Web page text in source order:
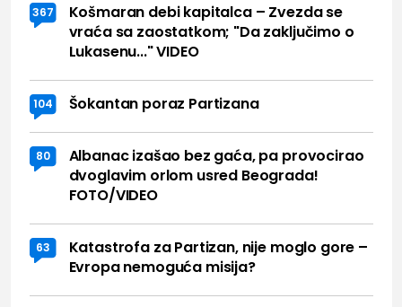
367
Košmaran debi kapitalca – Zvezda se
vraća sa zaostatkom; "Da zaključimo o
Lukasenu..." VIDEO
104 Šokantan poraz Partizana
80
Albanac izašao bez gaća, pa provocirao
dvoglavim orlom usred Beograda!
FOTO/VIDEO
63
Katastrofa za Partizan, nije moglo gore –
Evropa nemoguća misija?